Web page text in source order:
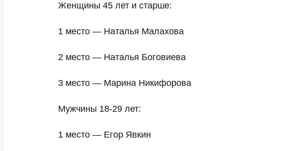
Женщины 45 лет и старше:
1 место — Наталья Малахова
2 место — Наталья Боговиева
3 место — Марина Никифорова
Мужчины 18-29 лет:
1 место — Егор Явкин